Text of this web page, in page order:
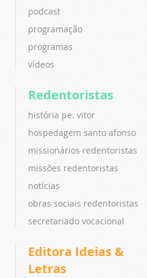
podcast
programação
programas
vídeos
Redentoristas
história pe. vitor
hospedagem santo afonso
missionários redentoristas
missões redentoristas
notícias
obras sociais redentoristas
secretariado vocacional
Editora Ideias &
Letras